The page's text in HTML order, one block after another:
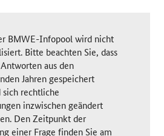
BMWE-Infopool wird nicht
Bitte beachten Sie, dass
aus den
Jahren gespeichert
rechtliche
inzwischen geändert
Den Zeitpunkt der
einer Frage finden Sie am